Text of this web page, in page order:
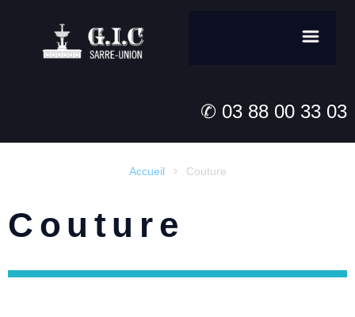
✆ 03 88 00 33 03
Accueil  Couture
Couture